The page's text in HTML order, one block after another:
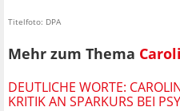
Titelfoto: DPA
Mehr zum Thema
DEUTLICHE WORTE:
KRITIK AN SPARKURS BEI